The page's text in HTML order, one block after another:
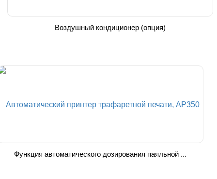
Воздушный кондиционер (опция)
Функция автоматического дозирования паяльной ...